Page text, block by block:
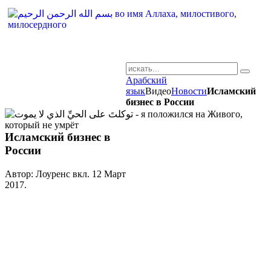
Арабский
языкВидеоНовостиИсламский
бизнес в России
Исламский бизнес в
России
Автор: Лоуренс вкл. 12 Март
2017.